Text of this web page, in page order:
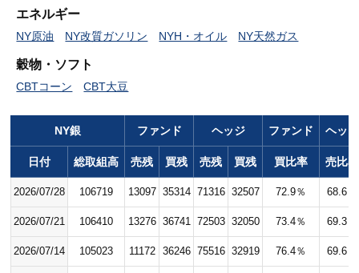
エネルギー
NY原油 NY改質ガソリン NYH・オイル NY天然ガス
穀物・ソフト
CBTコーン CBT大豆
NY銀 ファンド ヘッジ ファンド ヘッジ
日付 総取組高 売残 買残 売残 買残 買比率 売比率
2026/07/28 106719 13097 35314 71316 32507 72.9％ 68.6％
2026/07/21 106410 13276 36741 72503 32050 73.4％ 69.3％
2026/07/14 105023 11172 36246 75516 32919 76.4％ 69.6％